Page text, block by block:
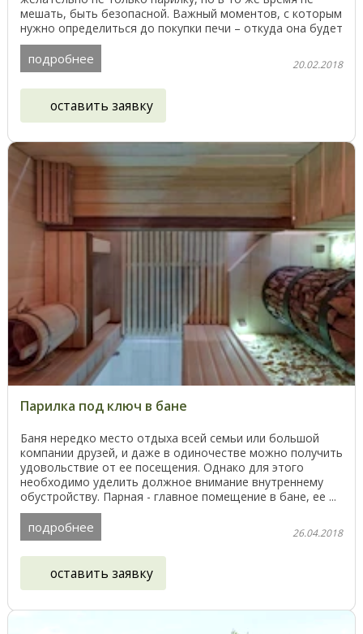
мешать, быть безопасной. Важный моментов, с которым
нужно определиться до покупки печи – откуда она будет
...
подробнее 20.02.2018
оставить заявку
Парилка под ключ в бане
Баня нередко место отдыха всей семьи или большой
компании друзей, и даже в одиночестве можно получить
удовольствие от ее посещения. Однако для этого
необходимо уделить должное внимание внутреннему
обустройству. Парная - главное помещение в бане, ее ...
подробнее 26.04.2018
оставить заявку